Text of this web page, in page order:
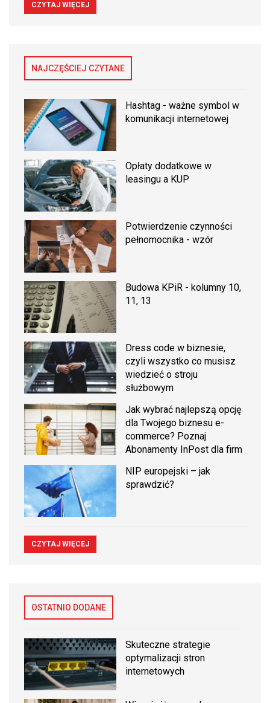
CZYTAJ WIĘCEJ
NAJCZĘŚCIEJ CZYTANE
Hashtag - ważne symbol w
komunikacji internetowej
Opłaty dodatkowe w
leasingu a KUP
Potwierdzenie czynności
pełnomocnika - wzór
Budowa KPiR - kolumny 10,
11, 13
Dress code w biznesie,
czyli wszystko co musisz
wiedzieć o stroju
służbowym
Jak wybrać najlepszą opcję
dla Twojego biznesu e-
commerce? Poznaj
Abonamenty InPost dla firm
NIP europejski – jak
sprawdzić?
CZYTAJ WIĘCEJ
OSTATNIO DODANE
Skuteczne strategie
optymalizacji stron
internetowych